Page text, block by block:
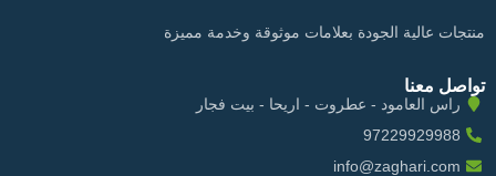
منتجات عالية الجودة بعلامات موثوقة وخدمة مميزة
تواصل معنا
راس العامود - عطروت - اريحا - بيت فجار
97229929988
info@zaghari.com